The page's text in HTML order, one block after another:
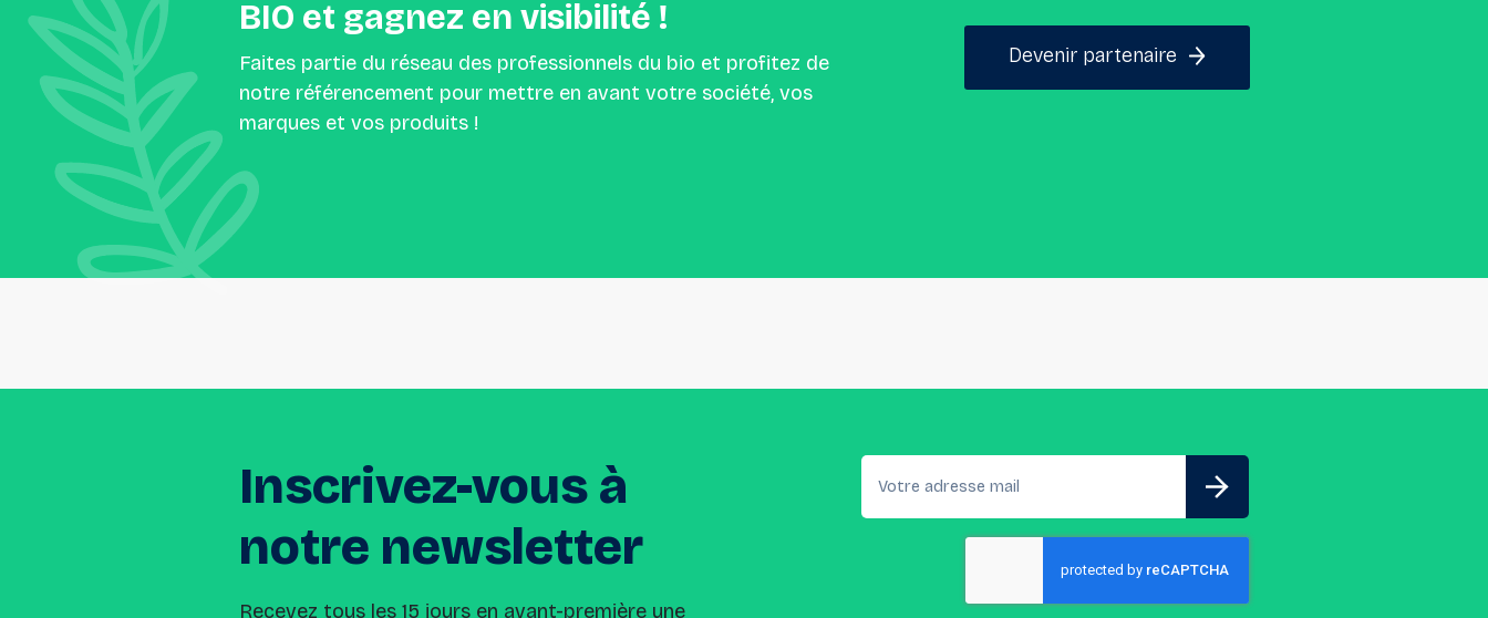
BIO et gagnez en visibilité !
Faites partie du réseau des professionnels du bio et profitez de
notre référencement pour mettre en avant votre société, vos
marques et vos produits !
Devenir partenaire
Inscrivez-vous à
notre newsletter
Recevez tous les 15 jours en avant-première une